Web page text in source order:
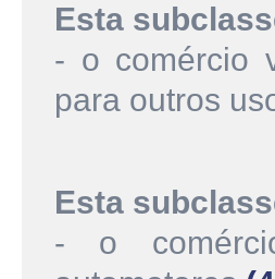
Esta
- o comércio
para outros
Esta
- o